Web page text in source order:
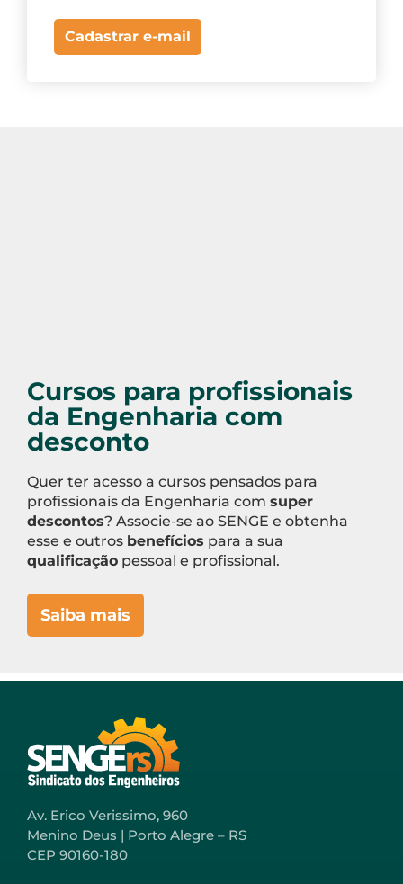
Cadastrar e-mail
Cursos para profissionais
da Engenharia com
desconto
Quer ter acesso a cursos pensados para
profissionais da Engenharia com super
descontos? Associe-se ao SENGE e obtenha
esse e outros benefícios para a sua
qualificação pessoal e profissional.
Saiba mais
Av. Erico Verissimo, 960
Menino Deus | Porto Alegre – RS
CEP 90160-180